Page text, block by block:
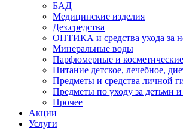
БАД
Медицинские изделия
Дез.средства
ОПТИКА и средства ухода за
Минеральные воды
Парфюмерные и косметические
Питание детское, лечебное,
Предметы и средства личной
Предметы по уходу за детьми
Прочее
Акции
Услуги